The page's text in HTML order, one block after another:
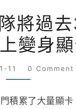
微
軟
DIRECT3D
團
隊
將過
變身顯
11 COMMENTS
0 Comment